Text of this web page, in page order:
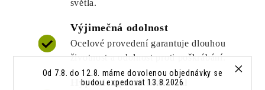
Od 7.8. do 12.8. máme dovolenou objednávky se
budou expedovat 13.8.2026
světla.
Výjimečná odolnost
Ocelové provedení garantuje dlouhou
životnost a odolnost proti poškrábání.
Hypoalergenní materiál